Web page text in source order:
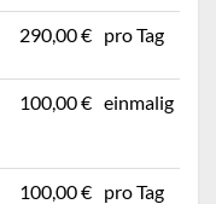
290,00 € pro Tag
100,00 € einmalig
100,00 € pro Tag